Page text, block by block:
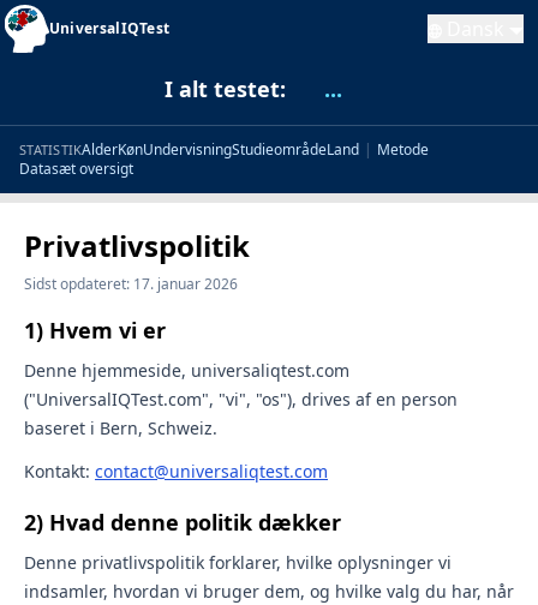
UniversalIQTest
I alt testet: ...
STATISTIKAlderKønUndervisningStudieområdeLand | Metode
Datasæt oversigt
Privatlivspolitik
Sidst opdateret: 17. januar 2026
1) Hvem vi er
Denne hjemmeside, universaliqtest.com
("UniversalIQTest.com", "vi", "os"), drives af en person
baseret i Bern, Schweiz.
Kontakt: contact@universaliqtest.com
2) Hvad denne politik dækker
Denne privatlivspolitik forklarer, hvilke oplysninger vi
indsamler, hvordan vi bruger dem, og hvilke valg du har, når